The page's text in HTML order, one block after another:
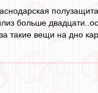
полузащита
больше
такие вещи на дно